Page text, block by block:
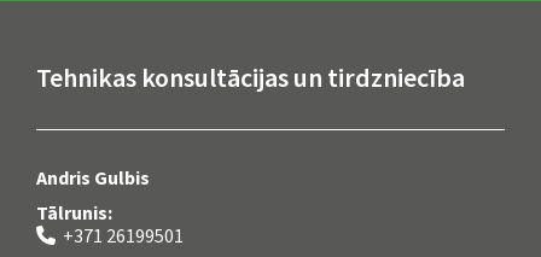
Tehnikas konsultācijas un tirdzniecība
Andris Gulbis
Tālrunis:
 +371 26199501